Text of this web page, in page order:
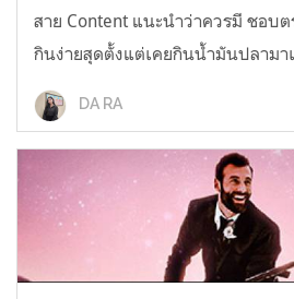
สาย Content แนะนำว่าควรมี ชอบ
กินง่ายสุดตั้งแต่เคยกินน้ำมันปลามา
DA RA